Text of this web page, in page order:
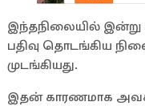
இந்தநிலையில் இன்று
பதிவு தொடங்கிய
முடங்கியது.
இதன் காரணமாக